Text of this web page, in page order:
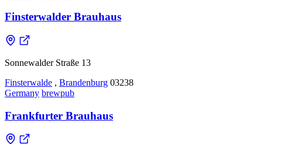
Finsterwalder Brauhaus
Sonnewalder Straße 13
Finsterwalde , Brandenburg 03238
Germany brewpub
Frankfurter Brauhaus